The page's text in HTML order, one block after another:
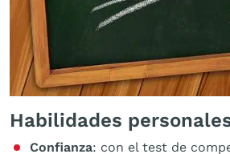
Habilidades
Confianza: con el test de